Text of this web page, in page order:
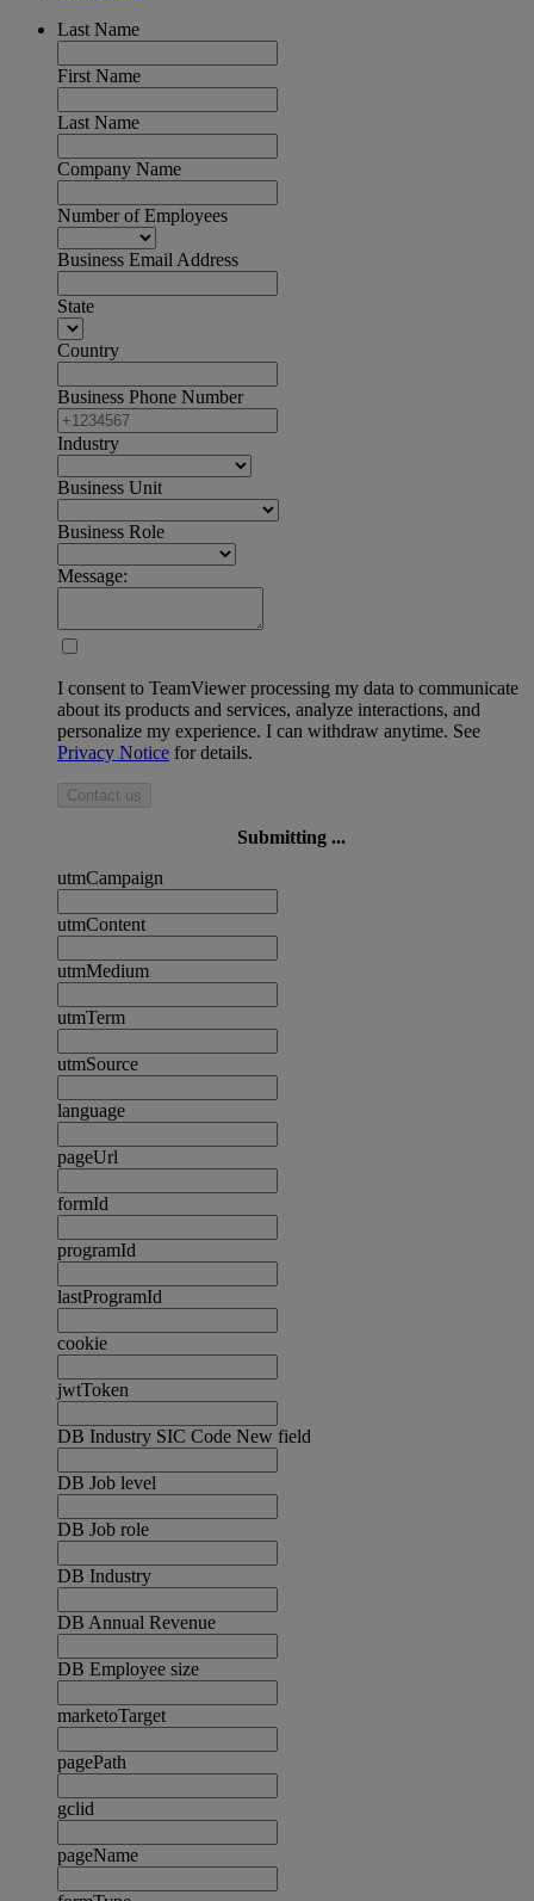
Last Name
First Name
Last Name
Company Name
Number of Employees
Business Email Address
State
Country
Business Phone Number
Industry
Business Unit
Business Role
Message:
I consent to TeamViewer processing my data to communicate
about its products and services, analyze interactions, and
personalize my experience. I can withdraw anytime. See
Privacy Notice for details.
Contact us
Submitting ...
utmCampaign
utmContent
utmMedium
utmTerm
utmSource
language
pageUrl
formId
programId
lastProgramId
cookie
jwtToken
DB Industry SIC Code New field
DB Job level
DB Job role
DB Industry
DB Annual Revenue
DB Employee size
marketoTarget
pagePath
gclid
pageName